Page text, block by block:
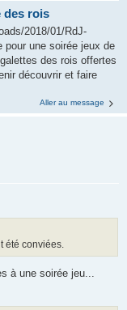
des rois
2018/01/RdJ-
pour une soirée jeux de
des rois offertes
découvrir et faire
Aller au message
été conviées.
à une soirée jeu...